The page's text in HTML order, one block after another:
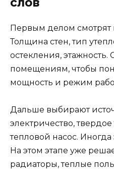
Первым делом смотрят
Толщина стен, тип
остекления, этажность.
помещениям, чтобы
мощность и режим
Дальше выбирают
электричество,
тепловой насос.
На этом этапе уже
радиаторы, теплые